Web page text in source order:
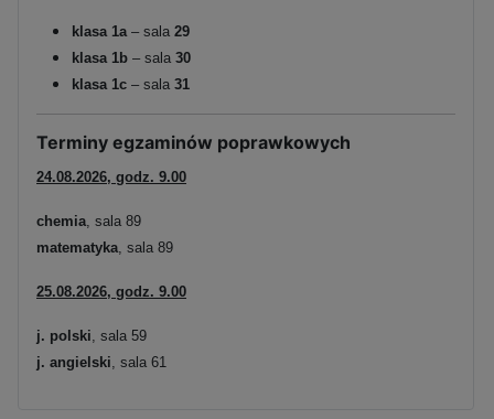
klasa 1a– sala 29
klasa 1b – sala 30
klasa 1c – sala 31
Terminy egzaminów poprawkowych
24.08.2026, godz. 9.00
chemia, sala 89
matematyka, sala 89
25.08.2026, godz. 9.00
j. polski, sala 59
j. angielski, sala 61